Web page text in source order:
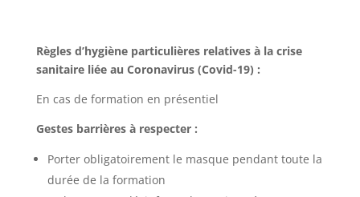
Règles d’hygiène particulières relatives à la crise
sanitaire liée au Coronavirus (Covid-19) :
En cas de formation en présentiel
Gestes barrières à respecter :
Porter obligatoirement le masque pendant toute la
durée de la formation